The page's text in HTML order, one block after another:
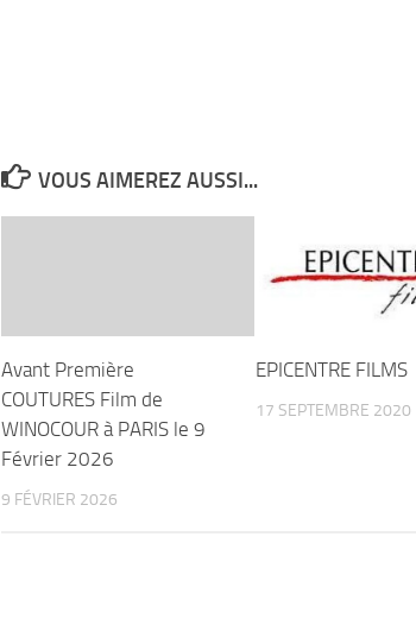
VOUS AIMEREZ AUSSI...
Avant Première
COUTURES Film de
WINOCOUR à PARIS le 9
Février 2026
9 FÉVRIER 2026
EPICENTRE FILMS
17 SEPTEMBRE 2020